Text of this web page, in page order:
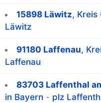
15898 Läwitz, Kreis
Läwitz
91180 Laffenau,
Laffenau
83703 Laffenthal
in Bayern - plz